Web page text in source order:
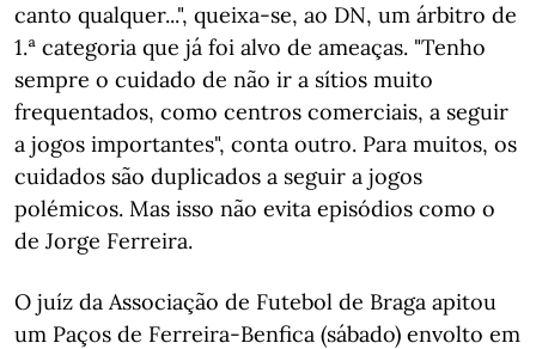
canto qualquer...", queixa-se, ao DN, um árbitro de
1.ª categoria que já foi alvo de ameaças. "Tenho
sempre o cuidado de não ir a sítios muito
frequentados, como centros comerciais, a seguir
a jogos importantes", conta outro. Para muitos, os
cuidados são duplicados a seguir a jogos
polémicos. Mas isso não evita episódios como o
de Jorge Ferreira.
O juíz da Associação de Futebol de Braga apitou
um Paços de Ferreira-Benfica (sábado) envolto em